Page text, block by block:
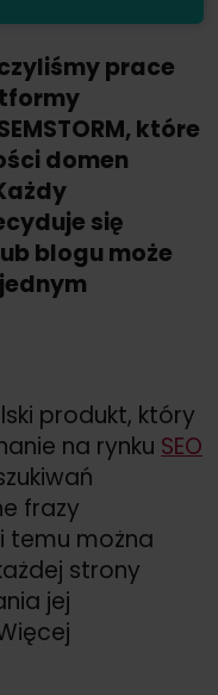
prace
które
domen
się
blogu może
produkt, który
na rynku SEO
frazy
temu można
strony
jej